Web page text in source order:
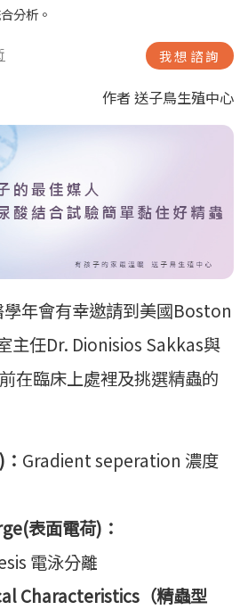
分析。
我想諮詢
作者 送子鳥生殖中心
年會有幸邀請到美國Boston
主任Dr. Dionisios Sakkas與
在臨床上處裡及挑選精蟲的
Gradient seperation 濃度
表面電荷)：
電泳分離
Characteristics（精蟲型